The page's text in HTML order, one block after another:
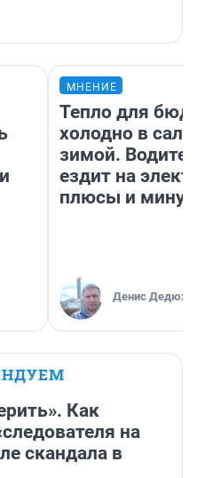
МНЕНИЕ
Тепло для
холодно в
зимой.
ездит на
плюсы и
Денис
Как
на
скандала в